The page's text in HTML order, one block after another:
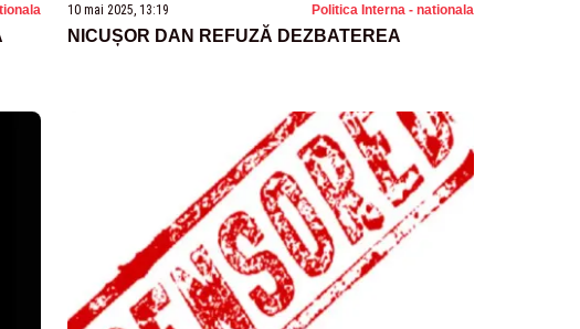
10 mai 2025, 13:19 Politica Interna - nationala
NICUȘOR DAN REFUZĂ DEZBATEREA